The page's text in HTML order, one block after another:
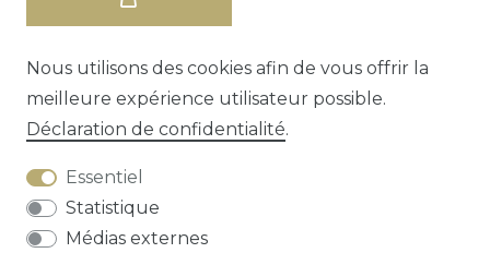
Nous utilisons des cookies afin de vous offrir la
meilleure expérience utilisateur possible.
Déclaration de confidentialité.
Essentiel
Statistique
Médias externes